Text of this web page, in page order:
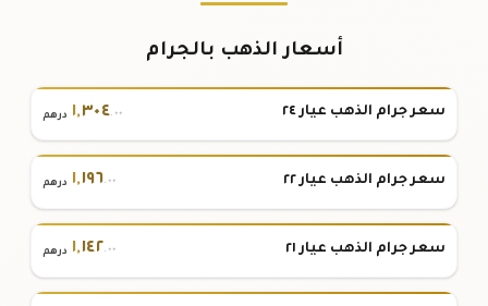
أسعار الذهب بالجرام
سعر جرام الذهب عيار ٢٤ ١,٣٠٤.٠٠ درهم
سعر جرام الذهب عيار ٢٢ ١,١٩٦.٠٠ درهم
سعر جرام الذهب عيار ٢١ ١,١٤٢.٠٠ درهم